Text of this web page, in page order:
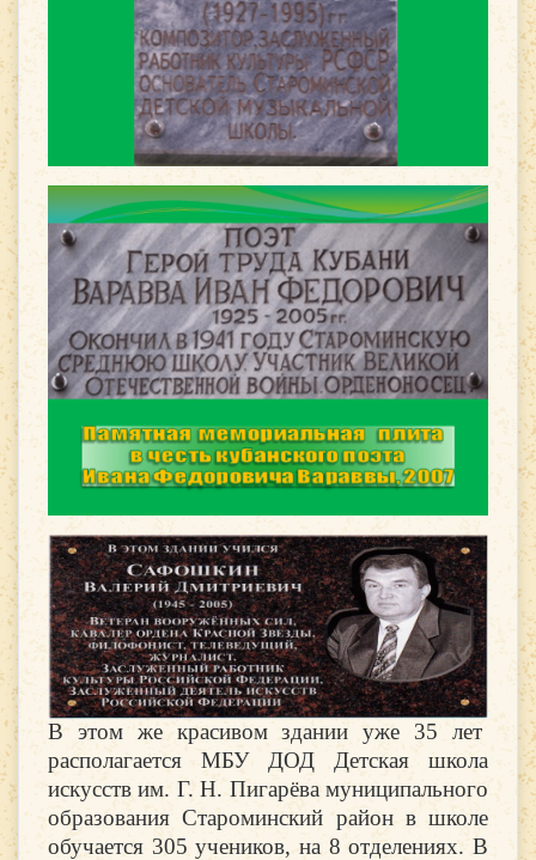
В этом же красивом здании уже 35 лет
располагается МБУ ДОД Детская школа
искусств им. Г. Н. Пигарёва муниципального
образования Староминский район в школе
обучается 305 учеников, на 8 отделениях. В